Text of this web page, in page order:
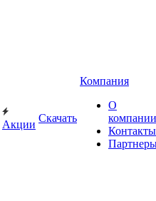
Акции
Скачать
Компания
О
компании
Контакты